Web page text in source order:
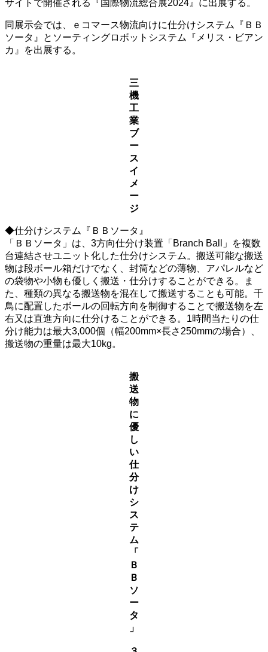
サイトで開催される『国際物流総合展2024』に出展する。
同展示会では、ｅコマース物流向けに仕分けシステム『ＢＢ
ソータ』とソーティングロボットシステム『メリス・ビアン
カ』を出展する。
三
機
工
業
ブ
ー
ス
イ
メ
ー
ジ
◆仕分けシステム『ＢＢソータ』
「ＢＢソータ」は、3方向仕分け装置「Branch Ball」を複数
台連結させユニット化した仕分けシステム。搬送可能な搬送
物は段ボール箱だけでなく、封筒などの薄物、アパレルなど
の袋物や小物も優しく搬送・仕分けすることができる。ま
た、種類の異なる搬送物を混在して搬送することも可能。千
鳥に配置したボールの回転方向を制御することで搬送物を左
右又は直進方向に仕分けることができる。1時間当たりの仕
分け能力は最大3,000個（幅200mm×長さ250mmの場合）、
搬送物の重量は最大10kg。
搬
送
物
に
優
し
い
仕
分
け
シ
ス
テ
ム
「
Ｂ
Ｂ
ソ
ー
タ
」